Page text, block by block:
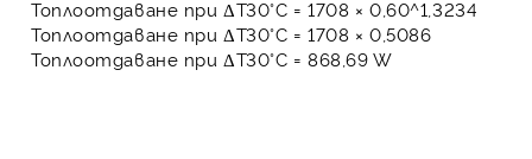
Топлоотдаване при ΔT30°C = 1708 × 0,60^1,3234
Топлоотдаване при ΔT30°C = 1708 × 0,5086
Топлоотдаване при ΔT30°C =868,69 W